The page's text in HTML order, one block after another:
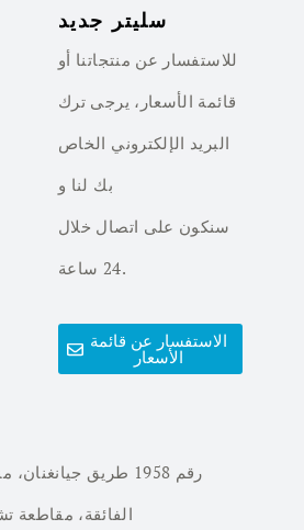
سليتر جديد
للاستفسار عن منتجاتنا أو
قائمة الأسعار، يرجى ترك
البريد الإلكتروني الخاص
بك لنا و
سنكون على اتصال خلال
24 ساعة.
الاستفسار عن قائمة
الأسعار
رقم 1958 طريق
الفائقة، مقاطعة تشجيانغ،